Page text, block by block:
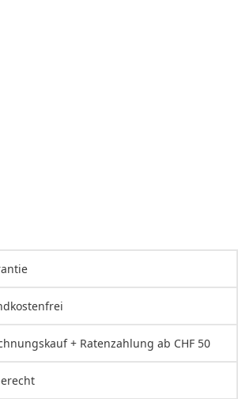
+ Ratenzahlung ab CHF 50